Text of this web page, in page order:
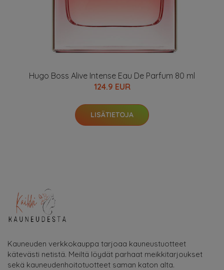
Hugo Boss Alive Intense Eau De Parfum 80 ml
124.9 EUR
LISÄTIETOJA
Kauneuden verkkokauppa tarjoaa kauneustuotteet
kätevästi netistä. Meiltä löydät parhaat meikkitarjoukset
sekä kauneudenhoitotuotteet saman katon alta.